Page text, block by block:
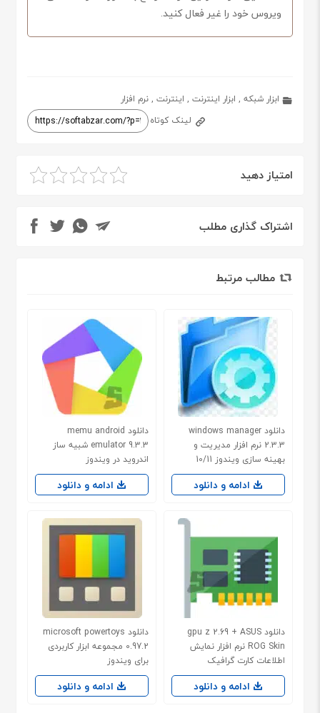
ویروس خود را غیر فعال کنید.
ابزار شبکه , ابزار اینترنت , اینترنت ,نرم افزار
لینک کوتاه
امتیاز دهید
اشتراک گذاری مطلب
مطالب مرتبط
دانلود windows manager
2.3.3 نرم افزار مدیریت و
بهینه سازی ویندوز 10/11
ادامه و دانلود
دانلود memu android
emulator 9.3.3 شبیه ساز
اندروید در ویندوز
ادامه و دانلود
دانلود gpu z 2.69 + ASUS
ROG Skin نرم افزار نمایش
اطلاعات کارت گرافیک
ادامه و دانلود
دانلود microsoft powertoys
0.97.2 مجموعه ابزار کاربردی
برای ویندوز
ادامه و دانلود